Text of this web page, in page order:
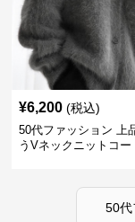
¥6,200 (税込)
50代ファッション 上
うVネックニットコー
50代